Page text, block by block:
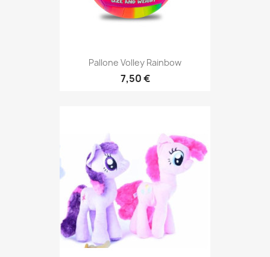
Pallone Volley Rainbow
7,50 €